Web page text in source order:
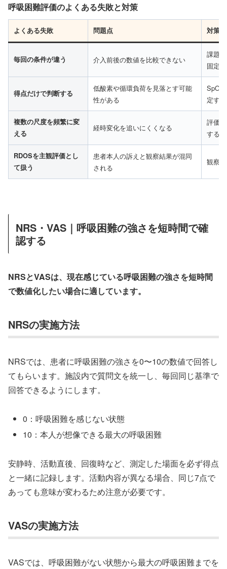
呼吸困難評価のよくある失敗と対策
よくある失敗 問題点 対策
毎回の条件が違う 介入前後の数値を比較できない
課題
固定
得点だけで判断する
低酸素や循環負荷を見落とす可能
性がある
SpO₂
定する
複数の尺度を頻繁に変
える
経時変化を追いにくくなる
評価
する
RDOSを主観評価とし
て扱う
患者本人の訴えと観察結果が混同
される
観察
NRS・VAS｜呼吸困難の強さを短時間で確
認する
NRSとVASは、現在感じている呼吸困難の強さを短時間
で数値化したい場合に適しています。
NRSの実施方法
NRSでは、患者に呼吸困難の強さを0〜10の数値で回答し
てもらいます。施設内で質問文を統一し、毎回同じ基準で
回答できるようにします。
0：呼吸困難を感じない状態
10：本人が想像できる最大の呼吸困難
安静時、活動直後、回復時など、測定した場面を必ず得点
と一緒に記録します。活動内容が異なる場合、同じ7点で
あっても意味が変わるため注意が必要です。
VASの実施方法
VASでは、呼吸困難がない状態から最大の呼吸困難までを